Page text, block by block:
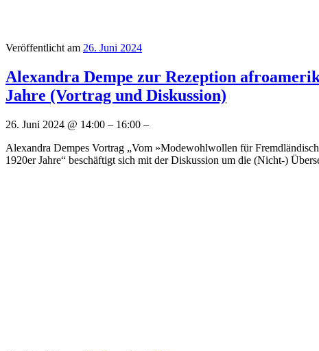
Veröffentlicht am 26. Juni 2024
Alexandra Dempe zur Rezeption
Jahre (Vortrag und Diskussion)
26. Juni 2024 @ 14:00 – 16:00 –
Alexandra Dempes Vortrag „Vom »Modewohlwollen für
1920er Jahre“ beschäftigt sich mit der Diskussion um die (Nicht-)